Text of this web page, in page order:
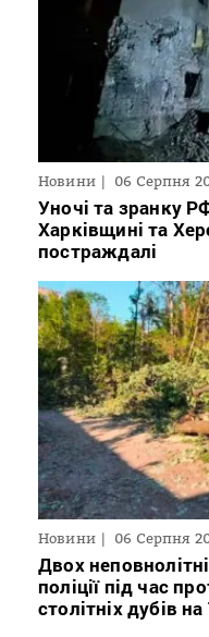
Новини 06 Серпня
Уночі та зранку
Харківщині та
постраждалі
Новини 06 Серпня
Двох
поліції під час
столітніх дубів